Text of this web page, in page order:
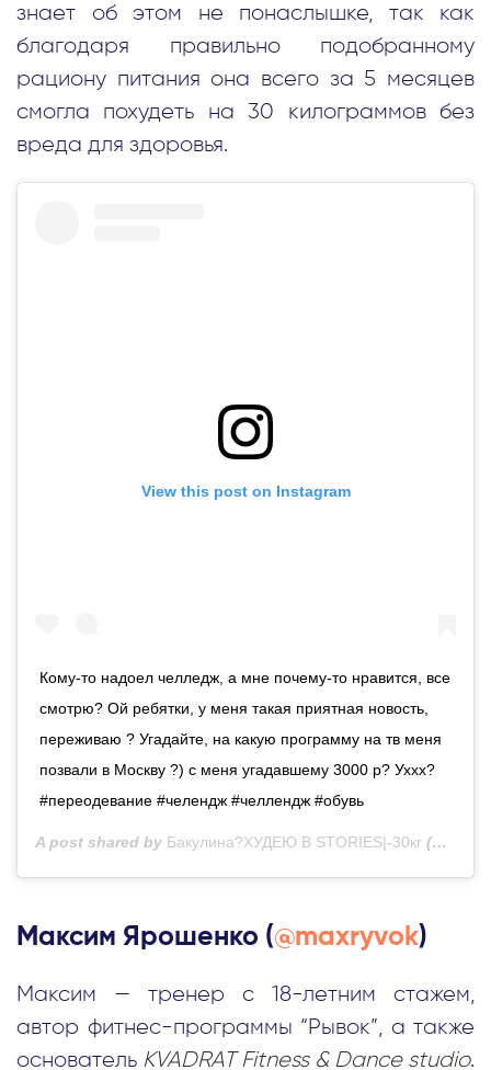
знает об этом не понаслышке, так как
благодаря правильно подобранному
рациону питания она всего за 5 месяцев
смогла похудеть на 30 килограммов без
вреда для здоровья.
View this post on Instagram
Кому-то надоел челледж, а мне почему-то нравится, все
смотрю? Ой ребятки, у меня такая приятная новость,
переживаю ? Угадайте, на какую программу на тв меня
позвали в Москву ?) с меня угадавшему 3000 р? Уххх?
#переодевание #челендж #челлендж #обувь
A post shared by Бакулина?ХУДЕЮ В STORIES|-30кг (@bakylina_sport_pp) on
Максим Ярошенко (@maxryvok)
Максим — тренер с 18-летним стажем,
автор фитнес-программы “Рывок”, а также
основатель KVADRAT Fitness & Dance studio.